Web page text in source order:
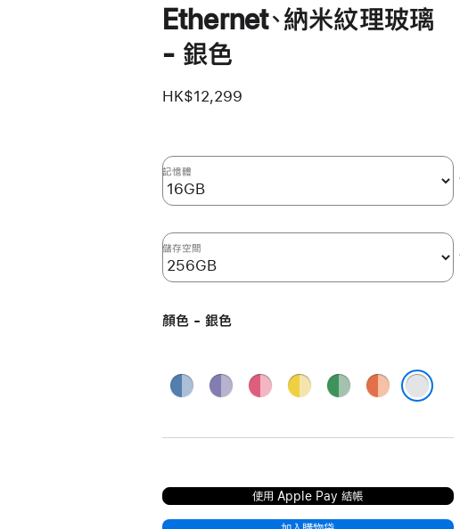
Ethernet、納米紋理玻璃
- 銀色
HK$12,299
記憶體
儲存空間
顏色 - 銀色
藍
紫
粉
黃
綠
橙
使用 Apple Pay 結帳